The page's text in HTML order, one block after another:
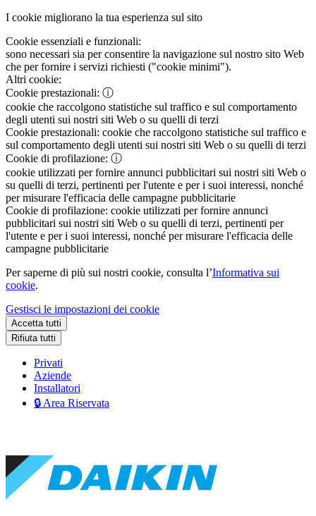
I cookie migliorano la tua esperienza sul sito
Cookie essenziali e funzionali:
sono necessari sia per consentire la navigazione sul nostro sito Web
che per fornire i servizi richiesti ("cookie minimi").
Altri cookie:
Cookie prestazionali: ⓘ
cookie che raccolgono statistiche sul traffico e sul comportamento
degli utenti sui nostri siti Web o su quelli di terzi
Cookie prestazionali: cookie che raccolgono statistiche sul traffico e
sul comportamento degli utenti sui nostri siti Web o su quelli di terzi
Cookie di profilazione: ⓘ
cookie utilizzati per fornire annunci pubblicitari sui nostri siti Web o
su quelli di terzi, pertinenti per l'utente e per i suoi interessi, nonché
per misurare l'efficacia delle campagne pubblicitarie
Cookie di profilazione: cookie utilizzati per fornire annunci
pubblicitari sui nostri siti Web o su quelli di terzi, pertinenti per
l'utente e per i suoi interessi, nonché per misurare l'efficacia delle
campagne pubblicitarie
Per saperne di più sui nostri cookie, consulta l’Informativa sui
cookie.
Gestisci le impostazioni dei cookie
Accetta tutti
Rifiuta tutti
Privati
Aziende
Installatori
🔒 Area Riservata